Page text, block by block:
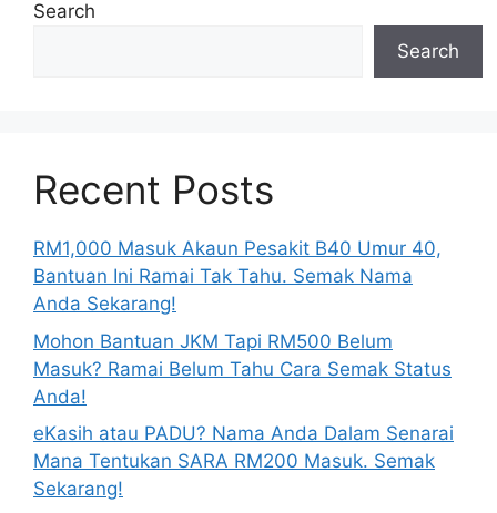
Search
Search
Recent Posts
RM1,000 Masuk Akaun Pesakit B40 Umur 40,
Bantuan Ini Ramai Tak Tahu. Semak Nama
Anda Sekarang!
Mohon Bantuan JKM Tapi RM500 Belum
Masuk? Ramai Belum Tahu Cara Semak Status
Anda!
eKasih atau PADU? Nama Anda Dalam Senarai
Mana Tentukan SARA RM200 Masuk. Semak
Sekarang!